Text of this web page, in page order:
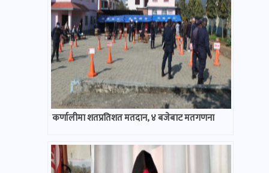
कर्णालीमा शतप्रतिशत मतदान, ४ बजेबाट मतगणना